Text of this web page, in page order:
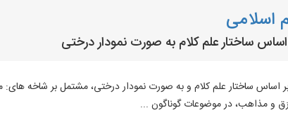
اسلامی
ساختار علم کلام به صورت نمودار درختی
ساختار علم کلام و به صورت نمودار درختی، مشتمل بر شاخه‌ های:
و مذاهب، در موضوعات گوناگون ...